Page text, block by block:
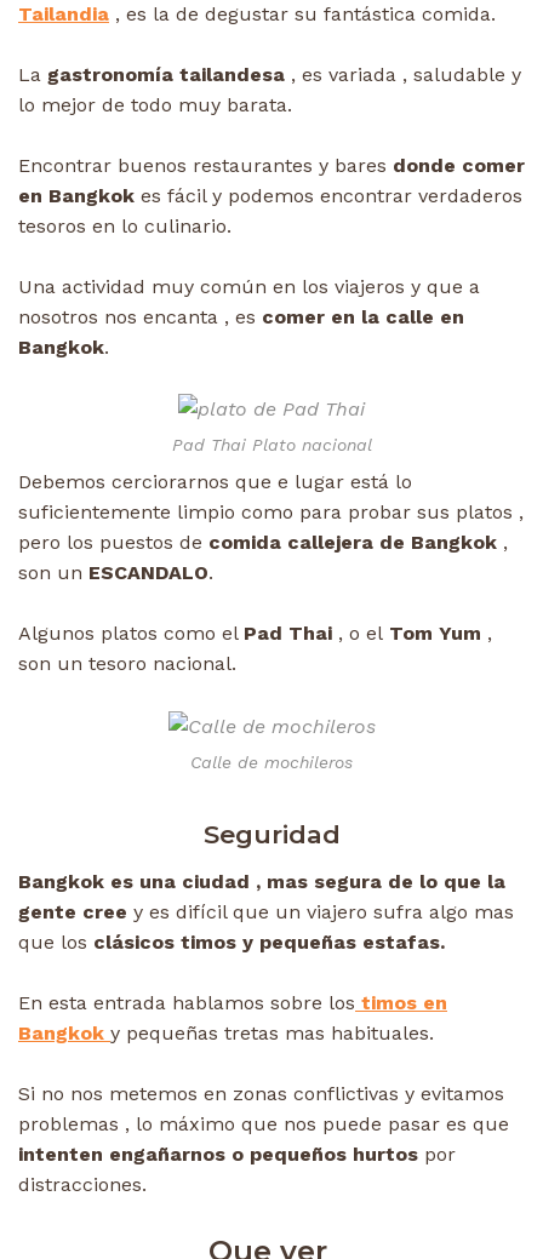
Tailandia , es la de degustar su fantástica comida.
La gastronomía tailandesa , es variada , saludable y
lo mejor de todo muy barata.
Encontrar buenos restaurantes y bares donde comer
en Bangkok es fácil y podemos encontrar verdaderos
tesoros en lo culinario.
Una actividad muy común en los viajeros y que a
nosotros nos encanta , es comer en la calle en
Bangkok.
Pad Thai Plato nacional
Debemos cerciorarnos que e lugar está lo
suficientemente limpio como para probar sus platos ,
pero los puestos de comida callejera de Bangkok ,
son un ESCANDALO.
Algunos platos como el Pad Thai , o el Tom Yum ,
son un tesoro nacional.
Calle de mochileros
Seguridad
Bangkok es una ciudad , mas segura de lo que la
gente cree y es difícil que un viajero sufra algo mas
que los clásicos timos y pequeñas estafas.
En esta entrada hablamos sobre los timos en
Bangkok y pequeñas tretas mas habituales.
Si no nos metemos en zonas conflictivas y evitamos
problemas , lo máximo que nos puede pasar es que
intenten engañarnos o pequeños hurtos por
distracciones.
Que ver